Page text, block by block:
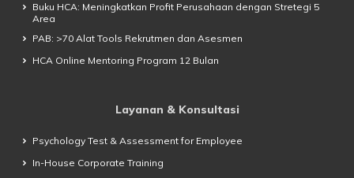
Buku HCA: Meningkatkan Profit Perusahaan dengan Stretegi 5
Area
PAB: >70 Alat Tools Rekrutmen dan Asesmen
HCA Online Mentoring Program 12 Bulan
Layanan & Konsultasi
Psychology Test & Assessment for Employee
In-House Corporate Training